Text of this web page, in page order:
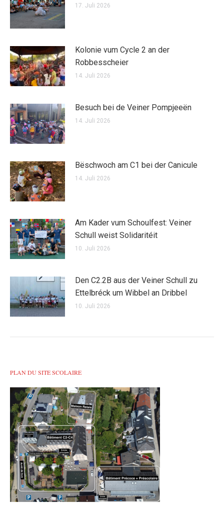
17. Juli 2026
Kolonie vum Cycle 2 an der
Robbesscheier
14. Juli 2026
Besuch bei de Veiner Pompjeeën
14. Juli 2026
Bëschwoch am C1 bei der Canicule
14. Juli 2026
Am Kader vum Schoulfest: Veiner
Schull weist Solidaritéit
10. Juli 2026
Den C2.2B aus der Veiner Schull zu
Ettelbréck um Wibbel an Dribbel
10. Juli 2026
PLAN DU SITE SCOLAIRE